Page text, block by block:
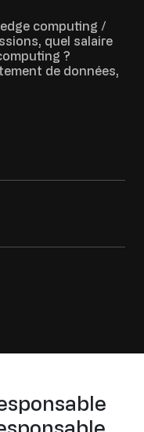
computing /
quel salaire
?
de données,